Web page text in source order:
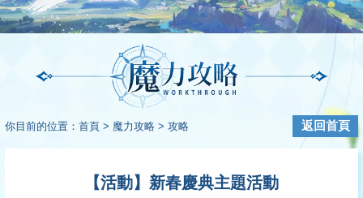
你目前的位置： 首頁 > 魔力攻略 > 攻略 返回首頁
【活動】新春慶典主題活動